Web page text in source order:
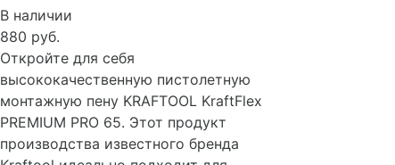
В наличии
880 руб.
Откройте для себя
высококачественную пистолетную
монтажную пену KRAFTOOL KraftFlex
PREMIUM PRO 65. Этот продукт
производства известного бренда